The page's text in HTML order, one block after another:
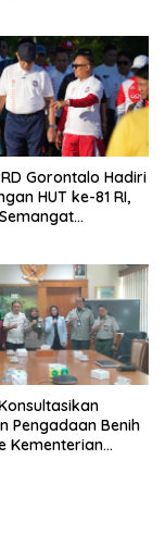
Gorontalo Hadiri
HUT ke-81 RI,
Pengadaan Benih
Kementerian